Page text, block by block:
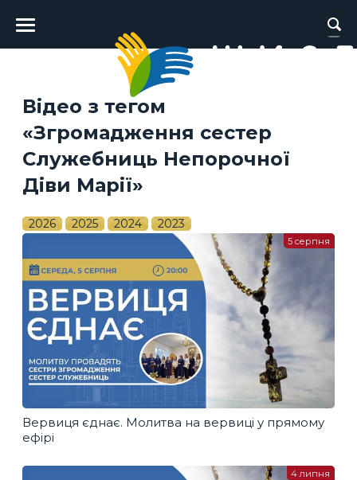
Головне
меню
Відео з тегом
«Згромадження сестер
Служебниць Непорочної
Діви Марії»
2026 2025 2024 2023
Вервиця єднає. Молитва на вервиці у прямому
ефірі
5 серпня
4 липня